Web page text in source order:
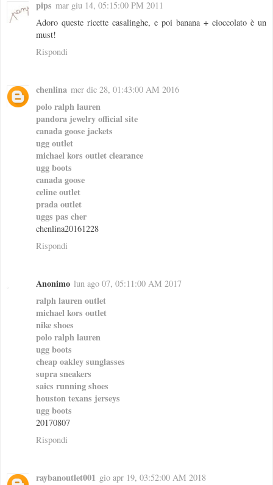
pips mar giu 14, 05:15:00 PM 2011
Adoro queste ricette casalinghe, e poi banana + cioccolato è un
must!
Rispondi
chenlina mer dic 28, 01:43:00 AM 2016
polo ralph lauren
pandora jewelry official site
canada goose jackets
ugg outlet
michael kors outlet clearance
ugg boots
canada goose
celine outlet
prada outlet
uggs pas cher
chenlina20161228
Rispondi
Anonimo lun ago 07, 05:11:00 AM 2017
ralph lauren outlet
michael kors outlet
nike shoes
polo ralph lauren
ugg boots
cheap oakley sunglasses
supra sneakers
saics running shoes
houston texans jerseys
ugg boots
20170807
Rispondi
raybanoutlet001 gio apr 19, 03:52:00 AM 2018